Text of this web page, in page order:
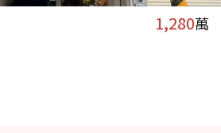
1,280萬